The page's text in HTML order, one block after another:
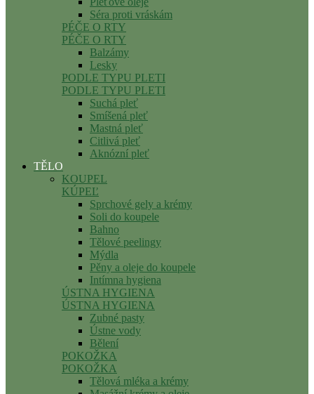
Séra proti vráskám
PÉČE O RTY
PÉČE O RTY
Balzámy
Lesky
PODLE TYPU PLETI
PODLE TYPU PLETI
Suchá pleť
Smíšená pleť
Mastná pleť
Citlivá pleť
Aknózní pleť
TĚLO
KOUPEL
KÚPEĽ
Sprchové gely a krémy
Soli do koupele
Bahno
Tělové peelingy
Mýdla
Pěny a oleje do koupele
Intímna hygiena
ÚSTNA HYGIENA
ÚSTNA HYGIENA
Zubné pasty
Ústne vody
Bělení
POKOŽKA
POKOŽKA
Tělová mléka a krémy